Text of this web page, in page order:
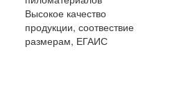
Высокое качество
продукции, соотвествие
размерам, ЕГАИС